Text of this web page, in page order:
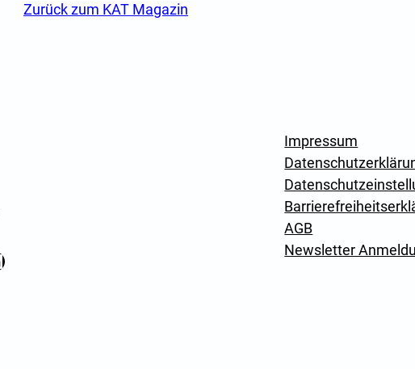
zurück zum KAT Magazin
Newsletter Anmeldung
Impressum
AGB
Newsletter